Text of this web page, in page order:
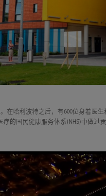
在哈利波特之后，有600位身着医
的国民健康服务体系(NHS)中做过